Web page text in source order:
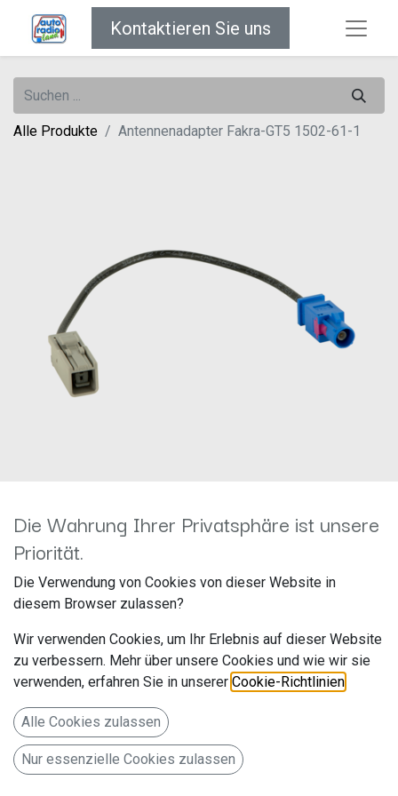
Kontaktieren Sie uns
Alle Produkte Antennenadapter Fakra-GT5 1502-61-1
Antennenadapter Fakra-GT5
1502-61-1
Artikelnummer: 1502-61-1
acv GmbH
Straßburger Allee 10-12
41812 Erkelenz
Deutschland www.acvgmbh.de
Die Wahrung Ihrer Privatsphäre ist unsere
Priorität.
Die Verwendung von Cookies von dieser Website in
diesem Browser zulassen?
Wir verwenden Cookies, um Ihr Erlebnis auf dieser Website
zu verbessern. Mehr über unsere Cookies und wie wir sie
verwenden, erfahren Sie in unserer Cookie-Richtlinien
Alle Cookies zulassen
Nur essenzielle Cookies zulassen